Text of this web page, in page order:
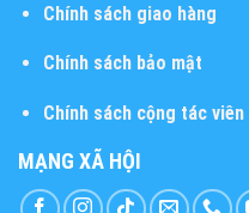
Chính sách giao hàng
Chính sách bảo mật
Chính sách cộng tác viên
MẠNG XÃ HỘI